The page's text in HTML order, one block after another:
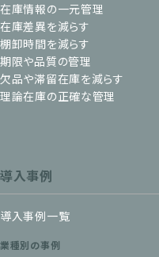
在庫情報の一元管理
在庫差異を減らす
棚卸時間を減らす
期限や品質の管理
欠品や滞留在庫を減らす
理論在庫の正確な管理
導入事例
導入事例一覧
業種別の事例